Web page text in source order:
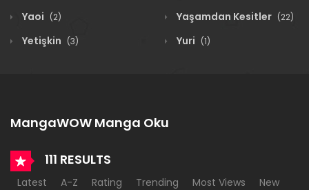
Yaoi (2) Yaşamdan Kesitler (22)
Yetişkin (3) Yuri (1)
MangaWOW Manga Oku
111 RESULTS
Latest A-Z Rating Trending Most Views New